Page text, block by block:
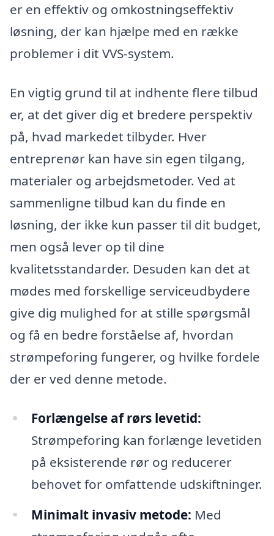
er en effektiv og omkostningseffektiv
løsning, der kan hjælpe med en række
problemer i dit VVS-system.
En vigtig grund til at indhente flere tilbud
er, at det giver dig et bredere perspektiv
på, hvad markedet tilbyder. Hver
entreprenør kan have sin egen tilgang,
materialer og arbejdsmetoder. Ved at
sammenligne tilbud kan du finde en
løsning, der ikke kun passer til dit budget,
men også lever op til dine
kvalitetsstandarder. Desuden kan det at
mødes med forskellige serviceudbydere
give dig mulighed for at stille spørgsmål
og få en bedre forståelse af, hvordan
strømpeforing fungerer, og hvilke fordele
der er ved denne metode.
Forlængelse af rørs levetid:
Strømpeforing kan forlænge levetiden
på eksisterende rør og reducerer
behovet for omfattende udskiftninger.
Minimalt invasiv metode: Med